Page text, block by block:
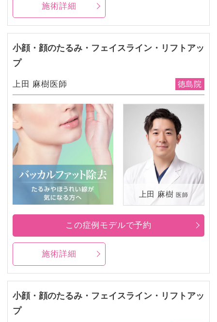
施術詳細
小顔・顔のたるみ・フェイスライン・リフトアッ
プ
上田 麻樹医師 徳島院
上田 麻樹 医師
施術詳細
この症例モデルで予約
小顔・顔のたるみ・フェイスライン・リフトアッ
プ